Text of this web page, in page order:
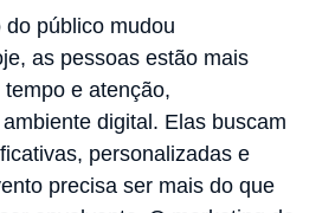
público mudou
as pessoas estão mais
e atenção,
digital. Elas buscam
personalizadas e
precisa ser mais do que